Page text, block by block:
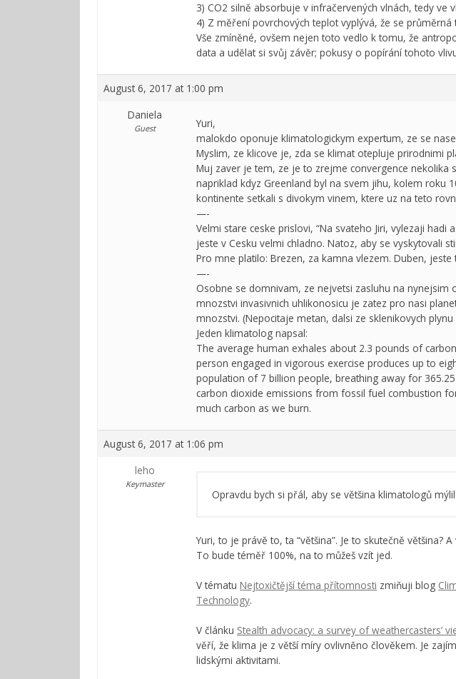
3) CO2 silně absorbuje v infračervených vlnách, tedy
4) Z měření povrchových teplot vyplývá, že se
Vše zmíněné, ovšem nejen toto vedlo k tomu, že
data a udělat si svůj závěr; pokusy o popírání tohoto
August 6, 2017 at 1:00 pm
Daniela
Guest
Yuri,
malokdo oponuje klimatologickym expertum, ze se
Myslim, ze klicove je, zda se klimat otepluje prirodnimi
Muj zaver je tem, ze je to zrejme convergence nekolika
napriklad kdyz Greenland byl na svem jihu, kolem roku
kontinente setkali s divokym vinem, ktere uz na teto
—-
Velmi stare ceske prislovi, “Na svateho Jiri, vylezaji
jeste v Cesku velmi chladno. Natoz, aby se vyskytovali
Pro mne platilo: Brezen, za kamna vlezem. Duben, jeste
—-
Osobne se domnivam, ze nejvetsi zasluhu na nynejsim
mnozstvi invasivnich uhlikonosicu je zatez pro nasi
mnozstvi. (Nepocitaje metan, dalsi ze sklenikovych plynu
Jeden klimatolog napsal:
The average human exhales about 2.3 pounds of
person engaged in vigorous exercise produces up to
population of 7 billion people, breathing away for
carbon dioxide emissions from fossil fuel combustion
much carbon as we burn.
August 6, 2017 at 1:06 pm
leho
Keymaster
Opravdu bych si přál, aby se většina klimatologů
Yuri, to je právě to, ta “většina”. Je to skutečně
To bude téměř 100%, na to můžeš vzít jed.
V tématu Nejtoxičtější téma přítomnosti zmiňuji blog
Technology.
V článku Stealth advocacy: a survey of weathercasters’
věří, že klima je z větší míry ovlivněno člověkem. Je
lidskými aktivitami.